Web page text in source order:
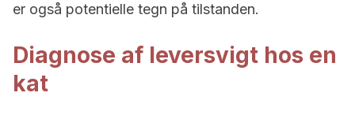
er også potentielle tegn på tilstanden.
Diagnose af leversvigt hos en
kat